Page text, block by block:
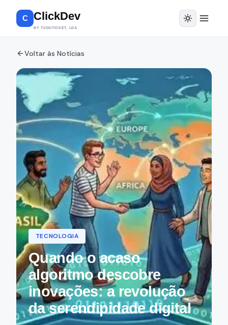
C ClickDev
BY TUDUTICKET, LDA
Voltar às Notícias
TECNOLOGIA
Quando o acaso
algoritmo descobre
inovações: a revolução
da serendipidade digital